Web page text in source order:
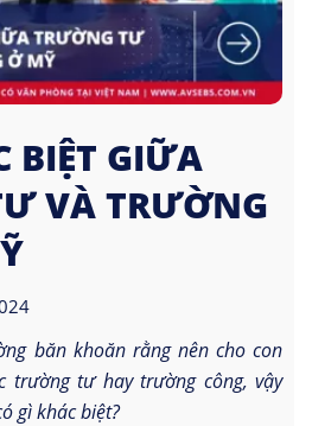
BIỆT GIỮA
VÀ TRƯỜNG
băn khoăn rằng nên cho con
trường tư hay trường công, vậy
gì khác biệt?